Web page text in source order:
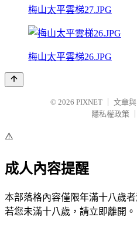
梅山太平雲梯27.JPG
梅山太平雲梯26.JPG
© 2026 PIXNET
文章
隱私權政策
⚠️
成人內容提醒
本部落格內容僅限年滿十八歲者
若您未滿十八歲，請立即離開。